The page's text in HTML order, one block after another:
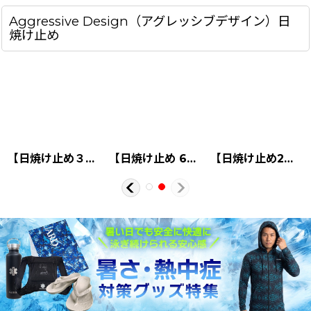
Aggressive Design（アグレッシブデザイン）日
焼け止め
【日焼け止め３本セット】アグレッシブデザイン “ファイター”(内容量62g×3本)｜汗・水に強い！塗り直しのいらない日焼け止めクリーム3本セット 【日焼け止め 6本セット】アグレッシブデザイン “ファイター”(内容量62g×6本)｜汗・水に強い！塗り直しのいらない日焼け止めクリーム6本セット 【日焼け止め2本+専用クレンジング1本のセット】アグレッシブデザイン “ファイター”(内容量62g×2本)と“クレンジングオイル”(200mL 1本)｜汗・水に強い！塗り直しのいらない日焼け止めクリーム2本とクレンジングオイル1本のセット